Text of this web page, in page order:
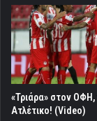
«Τριάρα» στον ΟΦΗ,
Ατλέτικο! (Video)